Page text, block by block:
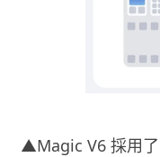
▲Magic V6 採用